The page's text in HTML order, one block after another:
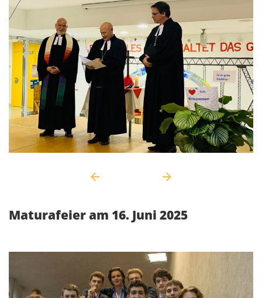
Maturafeier am 16. Juni 2025